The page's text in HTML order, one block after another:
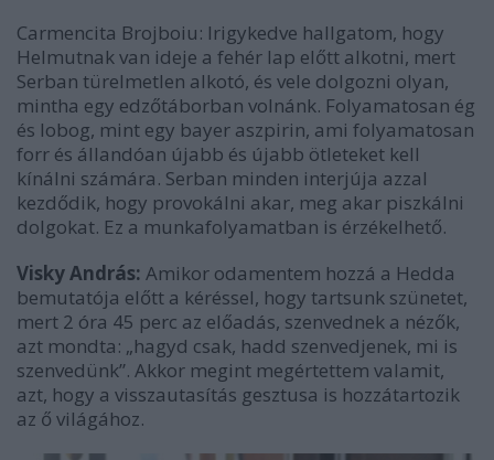
Carmencita Brojboiu: Irigykedve hallgatom, hogy
Helmutnak van ideje a fehér lap előtt alkotni, mert
Serban türelmetlen alkotó, és vele dolgozni olyan,
mintha egy edzőtáborban volnánk. Folyamatosan ég
és lobog, mint egy bayer aszpirin, ami folyamatosan
forr és állandóan újabb és újabb ötleteket kell
kínálni számára. Serban minden interjúja azzal
kezdődik, hogy provokálni akar, meg akar piszkálni
dolgokat. Ez a munkafolyamatban is érzékelhető.
Visky András: Amikor odamentem hozzá a Hedda
bemutatója előtt a kéréssel, hogy tartsunk szünetet,
mert 2 óra 45 perc az előadás, szenvednek a nézők,
azt mondta: „hagyd csak, hadd szenvedjenek, mi is
szenvedünk”. Akkor megint megértettem valamit,
azt, hogy a visszautasítás gesztusa is hozzátartozik
az ő világához.